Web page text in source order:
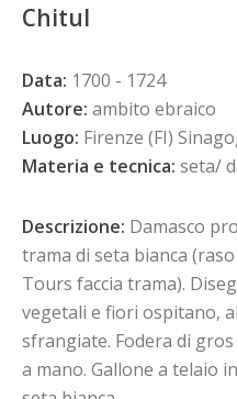
Chitul
Data: 1700 - 1724
Autore: ambito ebraico
Luogo: Firenze (FI)
Materia e tecnica: seta/
Descrizione: Damasco
trama di seta bianca
Tours faccia trama).
vegetali e fiori ospitano,
sfrangiate. Fodera di
a mano. Gallone a telaio